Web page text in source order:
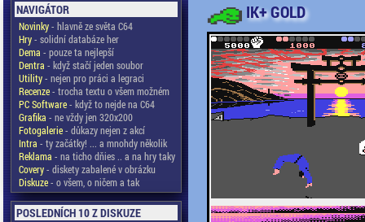
NAVIGÁTOR
Novinky- hlavně ze světa C64
Hry- solidní databáze her
Dema - pouze ta nejlepší
Dentra - když stačí jeden soubor
Utility- nejen pro práci a legraci
Recenze- trocha textu o všem možném
PC Software- když to nejde na C64
Grafika - ne vždy jen 320x200
Fotogalerie- důkazy nejen z akcí
Intra - ty začátky! ... a mnohdy několik
Reklama - na ticho dňies .. a na hry taky
Covery- diskety zabalené v obrázku
Diskuze- o všem, o ničem a tak
POSLEDNÍCH 10 Z DISKUZE
IK+ GOLD